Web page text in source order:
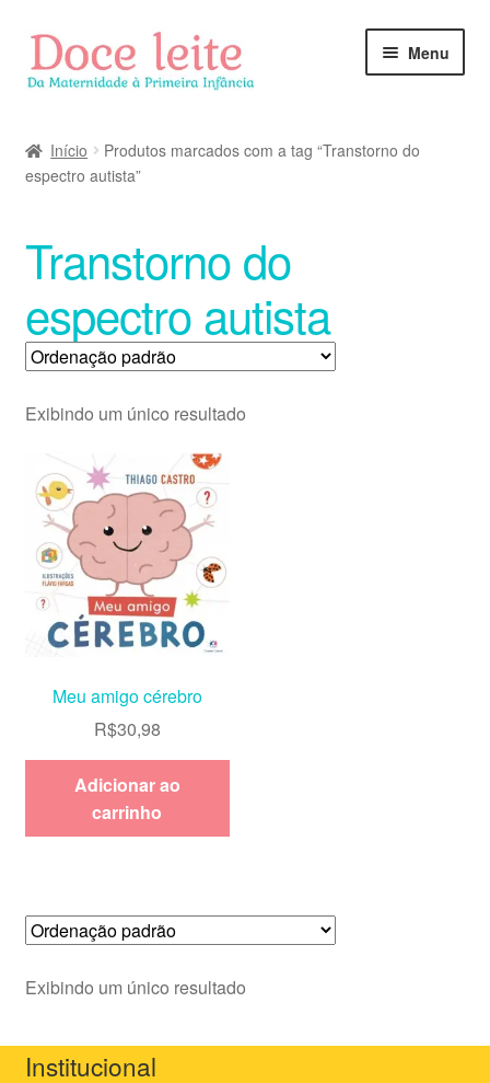
Pular
para
navegação
Pular
para
o
Menu
Início
Produtos marcados com a tag “Transtorno do
espectro autista”
Transtorno do
espectro autista
Exibindo um único resultado
Meu amigo cérebro
R$30,98
Adicionar ao
carrinho
Exibindo um único resultado
Institucional